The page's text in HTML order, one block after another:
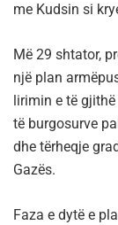
me Kudsin si
Më 29 shtator,
një plan
lirimin e të
të burgosurve
dhe tërheqje
Gazës.
Faza e dytë e